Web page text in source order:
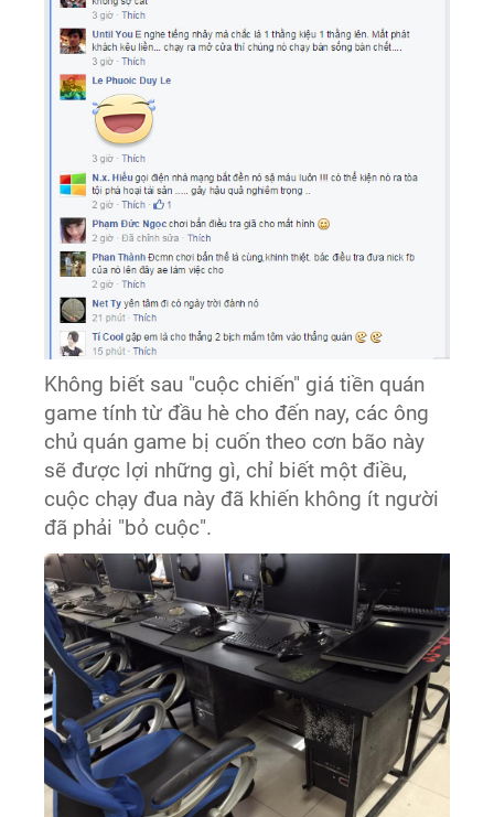
Không biết sau "cuộc chiến" giá tiền quán
game tính từ đầu hè cho đến nay, các ông
chủ quán game bị cuốn theo cơn bão này
sẽ được lợi những gì, chỉ biết một điều,
cuộc chạy đua này đã khiến không ít người
đã phải "bỏ cuộc".